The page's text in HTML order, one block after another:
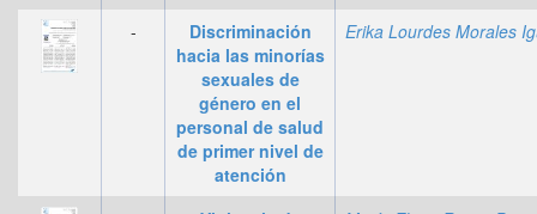
-
Discriminación
hacia las minorías
sexuales de
género en el
personal de salud
de primer nivel de
atención